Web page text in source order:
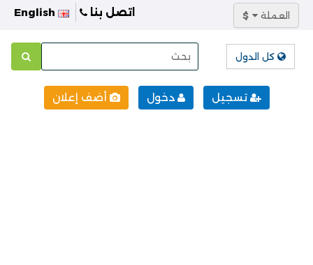
$ العملة اتصل بنا
كل الدول
تسجيل دخول أضف إعلان